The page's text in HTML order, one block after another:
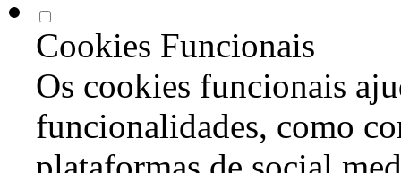
Cookies Funcionais
Os cookies funcionais
funcionalidades, como